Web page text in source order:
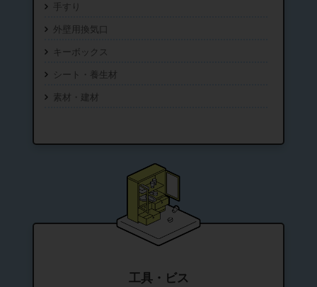
手すり
外壁用換気口
キーボックス
シート・養生材
素材・建材
工具・ビス